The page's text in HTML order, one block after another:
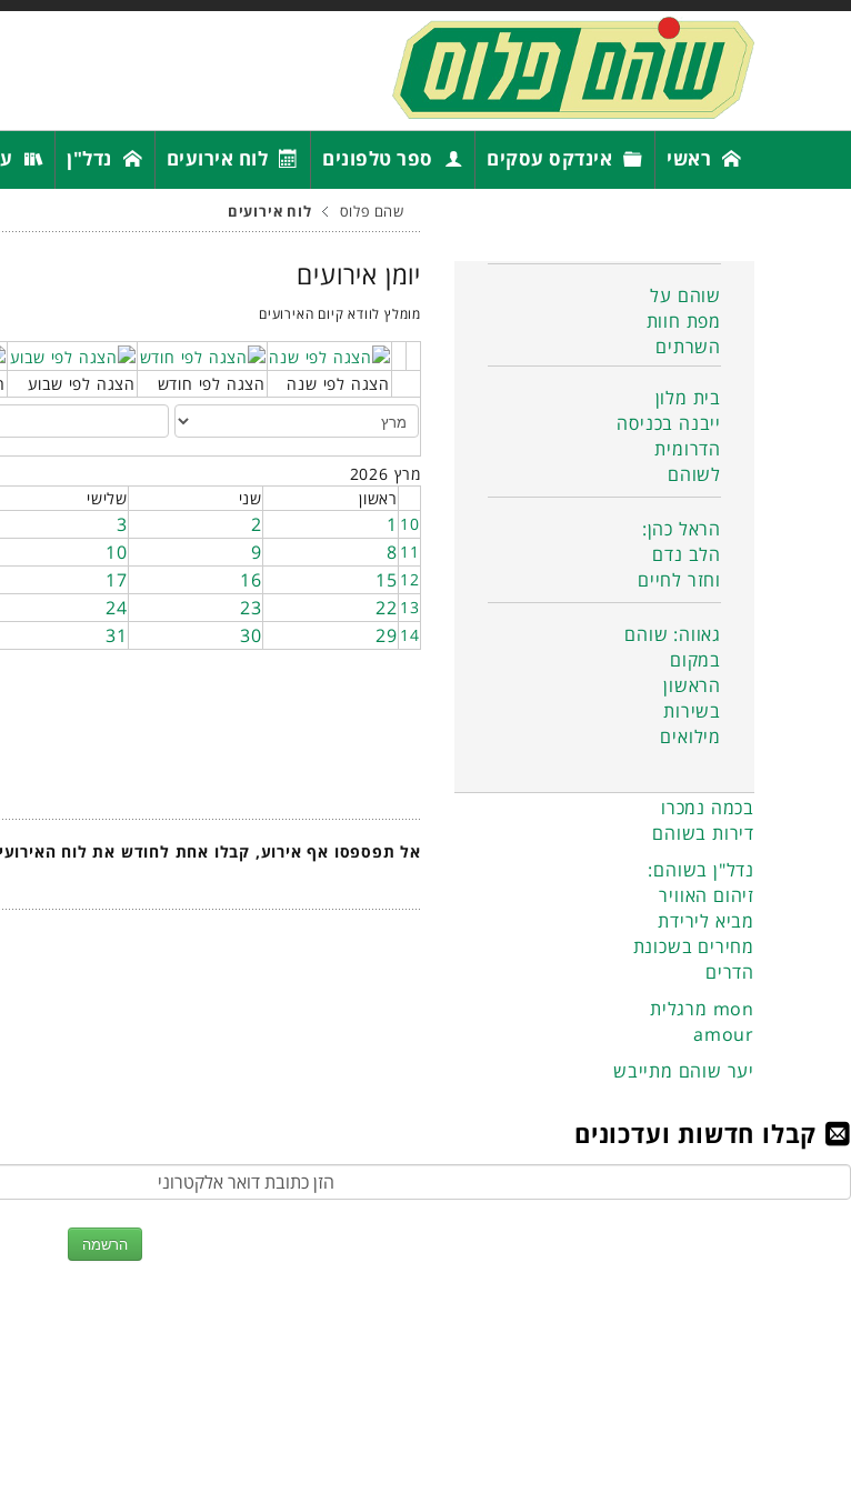
ראשי אינדקס עסקים ספר טלפונים לוח אירועים נדל"ן
שהם פלוס לוח אירועים
יומן אירועים
מומלץ לוודא קיום האירועים
הצגה לפי שנה הצגה לפי חודש הצגה לפי שבוע
מרץ 2026
ראשון
שני שלישי
10
1
2
3
11
8
9
10
12
15
16
17
13
22
23
24
14
29
30
31
אל תפספסו אף אירוע, קבלו אחת לחודש את לוח
שוהם על
מפת חוות
השרתים
בית מלון
ייבנה בכניסה
הדרומית
לשוהם
הראל כהן:
הלב נדם
וחזר לחיים
גאווה: שוהם
במקום
הראשון
בשירות
מילואים
בכמה נמכרו
דירות בשוהם
נדל"ן בשוהם:
זיהום האוויר
מביא לירידת
מחירים בשכונת
הדרים
מרגלית mon
amour
יער שוהם מתייבש
קבלו חדשות ועדכונים